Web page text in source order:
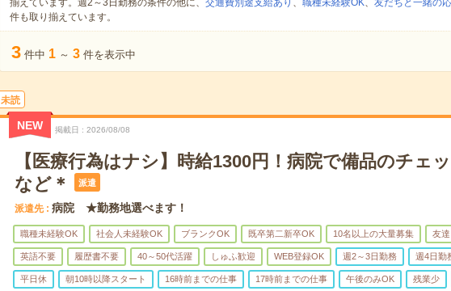
揃えています。週2～3日勤務の条件の他に、 交通費別途支給あり 、 職種未経験OK、 友だちと一緒の
件も取り揃えています。
3 件中 1 ～ 3 件を表示中
未読
NEW 掲載日 2026/08/08
【医療行為はナシ】時給1300円！病院で備品のチェ
など＊
派遣
派遣先 病院 ★勤務地選べます！
職種未経験OK 社会人未経験OK ブランクOK 既卒第二新卒OK 10名以上の大量募集 友
英語不要 履歴書不要 40～50代活躍 しゅふ歓迎 WEB登録OK 週2～3日勤務 週4日勤
平日休 朝10時以降スタート 16時前までの仕事 17時前までの仕事 午後のみOK 残業少